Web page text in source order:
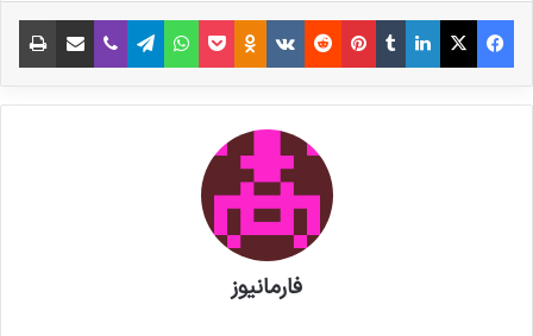
فیس بوک X لینکدین ‫تامبلر ‫پین‌ترست ‫رددیت ‫VKontakte
‫Odnoklassniki پاکت واتس آپ تلگرام وایبر اشتراک گذاری از طریق ایمیل
فارمانیوز